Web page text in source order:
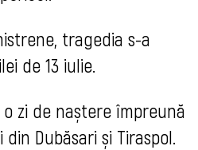
tragedia s-a
de 13 iulie.
zi de naștere împreună
Dubăsari și Tiraspol.